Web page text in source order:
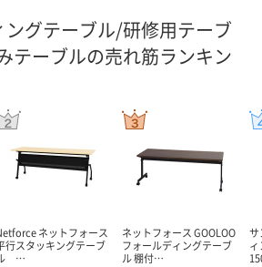
ングテーブル/研修用テーブ
テーブルの売れ筋ランキン
ネットフォース
行スタッキングテーブ
…
ネットフォース GOOLOO
フォールディングテーブ
ル 棚付…
サ